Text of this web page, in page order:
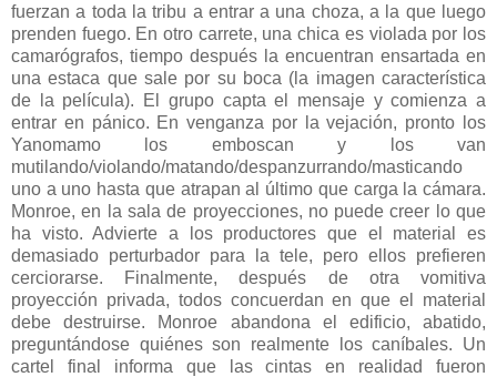
fuerzan a toda la tribu a entrar a una choza, a la que luego
prenden fuego. En otro carrete, una chica es violada por los
camarógrafos, tiempo después la encuentran ensartada en
una estaca que sale por su boca (la imagen característica
de la película). El grupo capta el mensaje y comienza a
entrar en pánico. En venganza por la vejación, pronto los
Yanomamo los emboscan y los van
mutilando/violando/matando/despanzurrando/masticando
uno a uno hasta que atrapan al último que carga la cámara.
Monroe, en la sala de proyecciones, no puede creer lo que
ha visto. Advierte a los productores que el material es
demasiado perturbador para la tele, pero ellos prefieren
cerciorarse. Finalmente, después de otra vomitiva
proyección privada, todos concuerdan en que el material
debe destruirse. Monroe abandona el edificio, abatido,
preguntándose quiénes son realmente los caníbales. Un
cartel final informa que las cintas en realidad fueron